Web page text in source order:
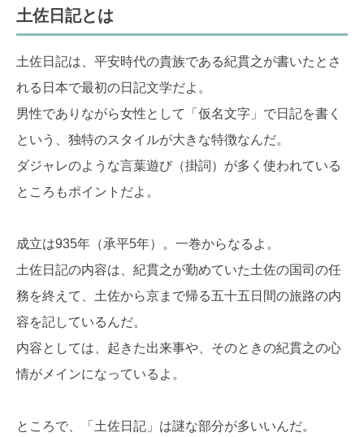
土佐日記とは
土佐日記は、平安時代の貴族である紀貫之が書いたとさ
れる日本で最初の日記文学だよ。
男性でありながら女性として「仮名文字」で日記を書く
という、独特のスタイルが大きな特徴なんだ。
ダジャレのような言葉遊び（掛詞）が多く使われている
ところもポイントだよ。
成立は935年（承平5年）。一巻からなるよ。
土佐日記の内容は、紀貫之が勤めていた土佐の国司の任
務を終えて、土佐から京まで帰る五十五日間の旅路の内
容を記しているんだ。
内容としては、起きた出来事や、そのときの紀貫之の心
情がメインになっているよ。
ところで、「土佐日記」は謎な部分が多いいんだ。